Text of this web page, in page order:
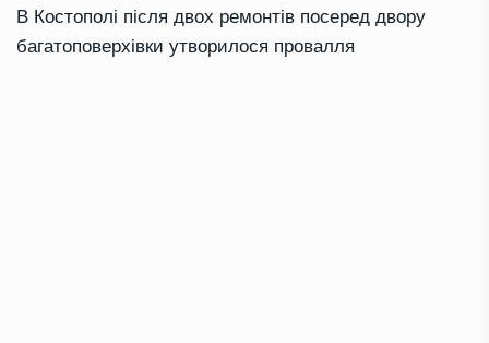
В Костополі після двох ремонтів посеред двору
багатоповерхівки утворилося провалля